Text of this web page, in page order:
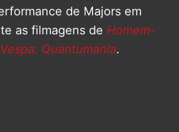
de Majors em
as filmagens de Homem-
Quantumania.